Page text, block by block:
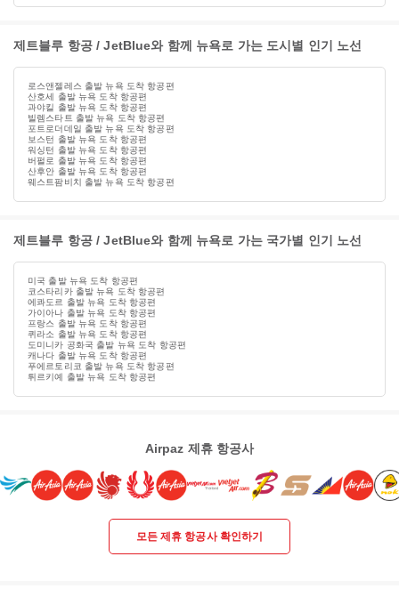
제트블루 항공 / JetBlue와 함께 뉴욕로 가는 도시별 인기 노선
로스앤젤레스 출발 뉴욕 도착 항공편
산호세 출발 뉴욕 도착 항공편
과야킬 출발 뉴욕 도착 항공편
빌렘스타트 출발 뉴욕 도착 항공편
포트로더데일 출발 뉴욕 도착 항공편
보스턴 출발 뉴욕 도착 항공편
워싱턴 출발 뉴욕 도착 항공편
버펄로 출발 뉴욕 도착 항공편
산후안 출발 뉴욕 도착 항공편
웨스트팜비치 출발 뉴욕 도착 항공편
제트블루 항공 / JetBlue와 함께 뉴욕로 가는 국가별 인기 노선
미국 출발 뉴욕 도착 항공편
코스타리카 출발 뉴욕 도착 항공편
에콰도르 출발 뉴욕 도착 항공편
가이아나 출발 뉴욕 도착 항공편
프랑스 출발 뉴욕 도착 항공편
퀴라소 출발 뉴욕 도착 항공편
도미니카 공화국 출발 뉴욕 도착 항공편
캐나다 출발 뉴욕 도착 항공편
푸에르토리코 출발 뉴욕 도착 항공편
튀르키예 출발 뉴욕 도착 항공편
Airpaz 제휴 항공사
모든 제휴 항공사 확인하기